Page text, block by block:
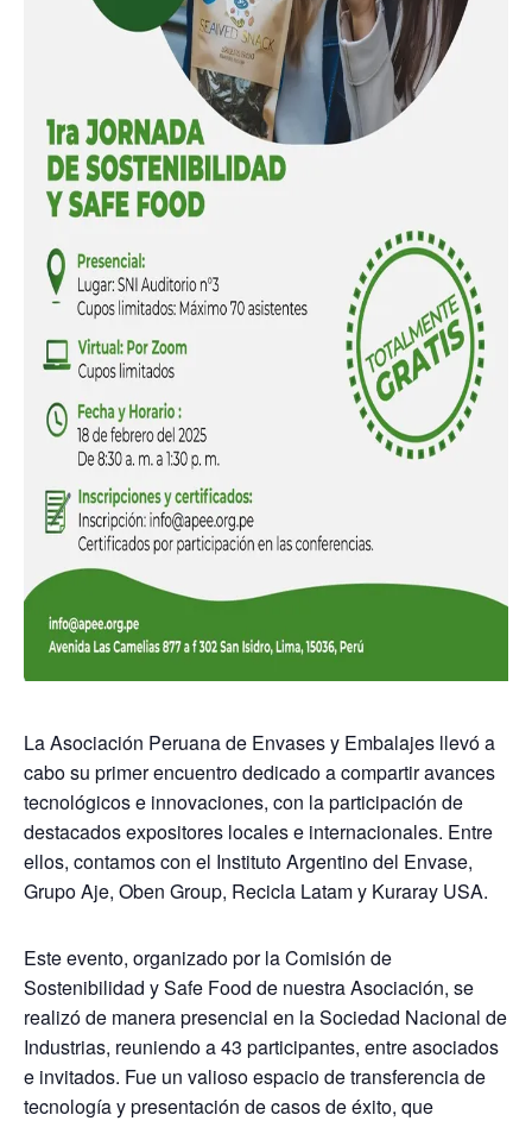
La Asociación Peruana de Envases y Embalajes llevó a
cabo su primer encuentro dedicado a compartir avances
tecnológicos e innovaciones, con la participación de
destacados expositores locales e internacionales. Entre
ellos, contamos con el Instituto Argentino del Envase,
Grupo Aje, Oben Group, Recicla Latam y Kuraray USA.
Este evento, organizado por la Comisión de
Sostenibilidad y Safe Food de nuestra Asociación, se
realizó de manera presencial en la Sociedad Nacional de
Industrias, reuniendo a 43 participantes, entre asociados
e invitados. Fue un valioso espacio de transferencia de
tecnología y presentación de casos de éxito, que